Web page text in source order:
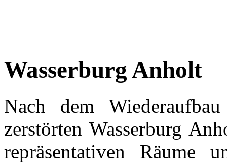
Wasserburg Anholt
Nach dem
zerstörten Wasserburg
repräsentativen Räume